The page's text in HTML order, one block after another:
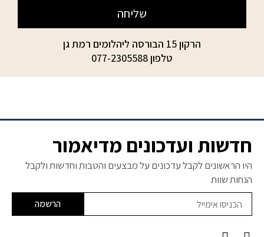
שליחה
הרקון 15 הבורסה ליהלומים רמת גן
טלפון077-2305588
חדשות ועדכונים מדיאמור
היו הראשונים לקבל עדכונים על מבצעים והטבות וחדשות ולקבל
הנחות שוות
הרשמה
F I